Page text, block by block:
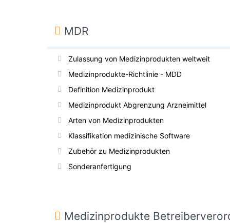
MDR
Zulassung von Medizinprodukten weltweit
Medizinprodukte-Richtlinie - MDD
Definition Medizinprodukt
Medizinprodukt Abgrenzung Arzneimittel
Arten von Medizinprodukten
Klassifikation medizinische Software
Zubehör zu Medizinprodukten
Sonderanfertigung
Medizinprodukte